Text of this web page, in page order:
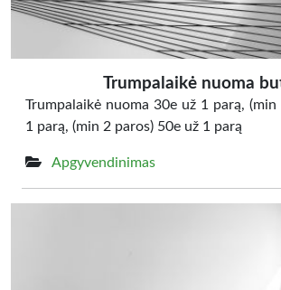
Trumpalaikė nuoma
Trumpalaikė nuoma 30e už 1 parą,
1 parą, (min 2 paros) 50e už 1 parą
Apgyvendinimas